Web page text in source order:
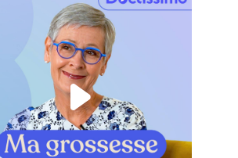
Allergies aux Abricots, et Santé
Hydratation et Maternité